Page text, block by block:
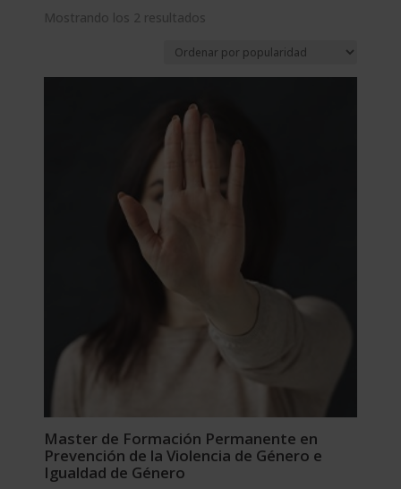
Mostrando los 2 resultadosOrdenado
popularidad
Master de Formación Permanente en
Prevención de la Violencia de Género e
Igualdad de Género